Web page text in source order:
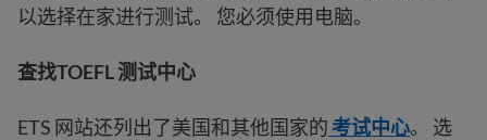
以选择在家进行测试。 您必须使用电脑。
查找TOEFL 测试中心
ETS 网站还列出了美国和其他国家的 考试中心。 选